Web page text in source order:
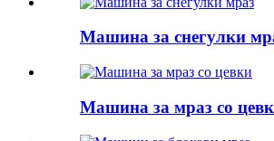
Машина за снегулки
Машина за мраз со